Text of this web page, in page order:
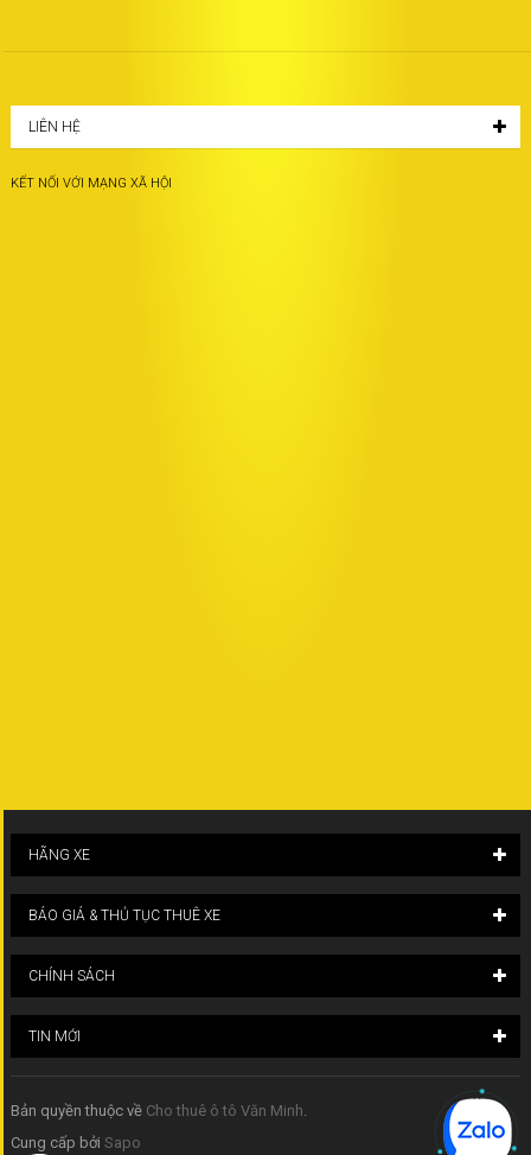
LIÊN HỆ
KẾT NỐI VỚI MẠNG XÃ HỘI
HÃNG XE
BÁO GIÁ & THỦ TỤC THUÊ XE
CHÍNH SÁCH
TIN MỚI
Bản quyền thuộc về Cho thuê ô tô Văn Minh
Cung cấp bởi Sapo